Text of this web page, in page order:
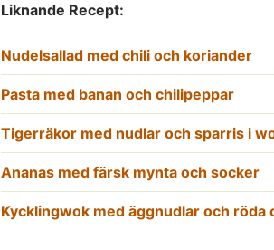
Liknande Recept:
Nudelsallad med chili och koriander
Pasta med banan och chilipeppar
Tigerräkor med nudlar och sparris i
Ananas med färsk mynta och socker
Kycklingwok med äggnudlar och röda